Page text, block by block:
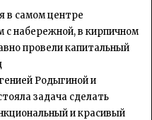
в самом центре
с набережной, в кирпичном
провели капитальный
Родыгиной и
задача сделать
и красивый